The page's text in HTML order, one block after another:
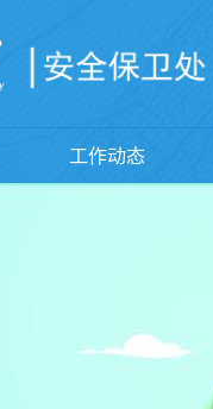
工作动态